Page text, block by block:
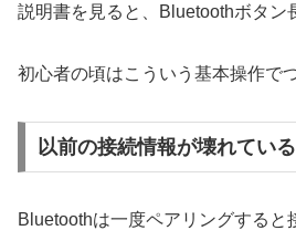
説明書を見ると、Bluetoothボタン
初心者の頃はこういう基本操作で
以前の接続情報が壊れている
Bluetoothは一度ペアリングすると